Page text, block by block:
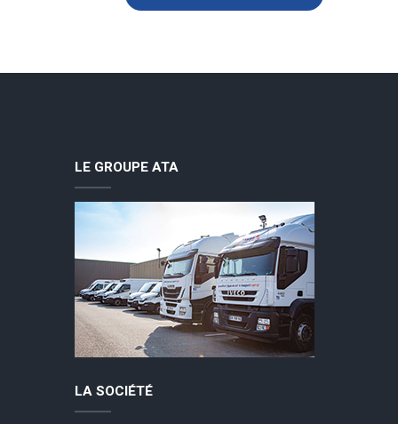
LE GROUPE ATA
LA SOCIÉTÉ